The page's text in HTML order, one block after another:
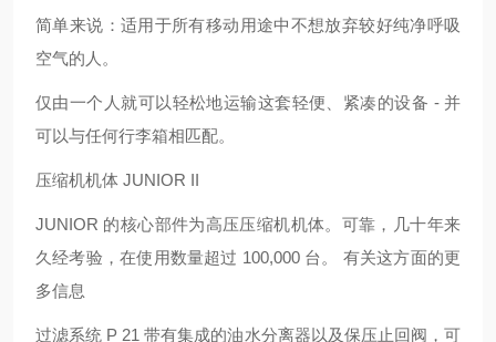
简单来说：适用于所有移动用途中不想放弃较好纯净呼吸
空气的人。
仅由一个人就可以轻松地运输这套轻便、紧凑的设备 - 并
可以与任何行李箱相匹配。
压缩机机体 JUNIOR II
JUNIOR 的核心部件为高压压缩机机体。可靠，几十年来
久经考验，在使用数量超过 100,000 台。 有关这方面的更
多信息
过滤系统 P 21 带有集成的油水分离器以及保压止回阀，可